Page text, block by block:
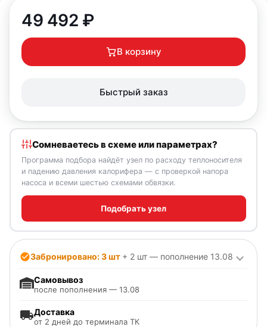
49 492 ₽
В корзину
Быстрый заказ
Сомневаетесь в схеме или параметрах?
Программа подбора найдёт узел по расходу теплоносителя
и падению давления калорифера — с проверкой напора
насоса и всеми шестью схемами обвязки.
Подобрать узел
Забронировано: 3 шт + 2 шт — пополнение 13.08
Доставка
от 2 дней до терминала ТК
Самовывоз
после пополнения — 13.08